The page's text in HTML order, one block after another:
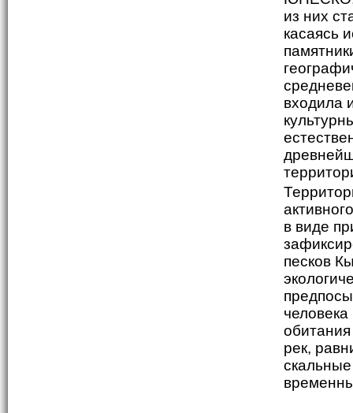
из них
касаясь
входила
в виде
песков
рек,